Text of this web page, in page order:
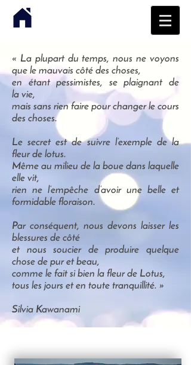
« La plupart du temps, nous ne voyons
que le mauvais côté des choses,
en étant pessimistes, se plaignant de
la vie,
mais sans rien faire pour changer le cours
des choses.
Le secret est de suivre l’exemple de la
fleur de lotus.
Même au milieu de la boue dans laquelle
elle vit,
rien ne l’empêche d’avoir une belle et
formidable floraison.
Par conséquent, nous devons laisser les
blessures de côté
et nous soucier de produire quelque
chose de pur et beau,
comme le fait si bien la fleur de Lotus,
tous les jours et en toute tranquillité. »
Silvia Kawanami